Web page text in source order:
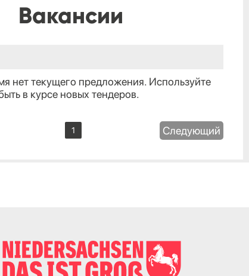
Вакансии
нет текущего предложения. Используйте
в курсе новых тендеров.
1 Следующий